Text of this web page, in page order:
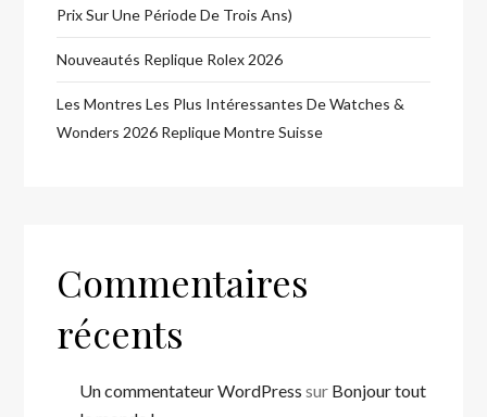
Prix Sur Une Période De Trois Ans)
Nouveautés Replique Rolex 2026
Les Montres Les Plus Intéressantes De Watches &
Wonders 2026 Replique Montre Suisse
Commentaires
récents
Un commentateur WordPress sur Bonjour tout